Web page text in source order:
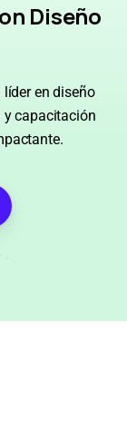
Diseño
en diseño
y capacitación